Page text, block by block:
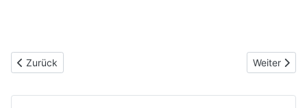
Vorheriger Beitrag: Satzung des FTBC 1958
Zurück Nächster
Weiter